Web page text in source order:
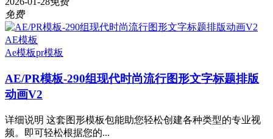
免费
AE模板
Ae模板pr模板
AE/PR模板-290组现代时尚流行图形文字标题排版
动画V2
详细说明 这套图形模板包能助您轻松创建各种类型的专业视
频。即可轻松根据您的...